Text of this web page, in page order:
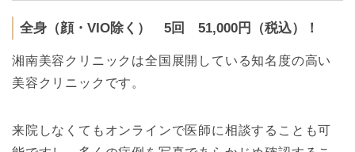
全身（顔・VIO除く） 5回 51,000円（税込）！
湘南美容クリニックは全国展開している知名度の高い
美容クリニックです。
来院しなくてもオンラインで医師に相談することも可